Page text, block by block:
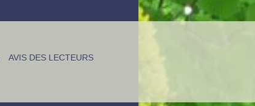
AVIS DES LECTEURS